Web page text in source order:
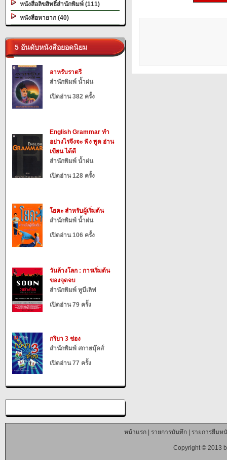
หนังสือลิขสิทธิ์สำนักพิมพ์ (111)
หนังสือหายาก (40)
5 อันดับหนังสือยอดนิยม
อาหรับราตรี
สำนักพิมพ์ น้ำฝน
เปิดอ่าน 382 ครั้ง
English Grammar ทำ
อย่างไรจึงจะ ฟัง พูด อ่าน
เขียน ได้ดี
สำนักพิมพ์ น้ำฝน
เปิดอ่าน 128 ครั้ง
โยคะ สำหรับผู้เริ่มต้น
สำนักพิมพ์ น้ำฝน
เปิดอ่าน 106 ครั้ง
วันล้างโลก : การเริ่มต้น
ของจุดจบ
สำนักพิมพ์ ทูบีเลิฟ
เปิดอ่าน 79 ครั้ง
กริยา 3 ช่อง
สำนักพิมพ์ สกายบุ๊คส์
เปิดอ่าน 77 ครั้ง
หน้าแรก| รายการบันทึก| รายการยืมห
Copyright © 2013